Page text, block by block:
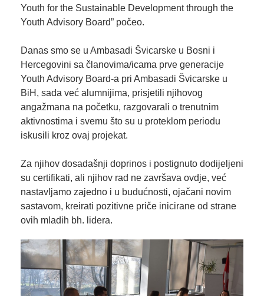
Youth for the Sustainable Development through the
Youth Advisory Board” počeo.
Danas smo se u Ambasadi Švicarske u Bosni i
Hercegovini sa članovima/icama prve generacije
Youth Advisory Board-a pri Ambasadi Švicarske u
BiH, sada već alumnijima, prisjetili njihovog
angažmana na početku, razgovarali o trenutnim
aktivnostima i svemu što su u proteklom periodu
iskusili kroz ovaj projekat.
Za njihov dosadašnji doprinos i postignuto dodijeljeni
su certifikati, ali njihov rad ne završava ovdje, već
nastavljamo zajedno i u budućnosti, ojačani novim
sastavom, kreirati pozitivne priče inicirane od strane
ovih mladih bh. lidera.